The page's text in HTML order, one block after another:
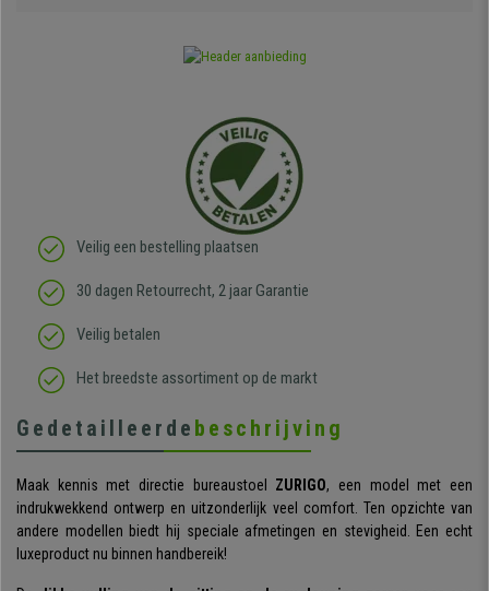
Veilig een bestelling plaatsen
30 dagen Retourrecht, 2 jaar Garantie
Veilig betalen
Het breedste assortiment op de markt
Gedetailleerde beschrijving
Maak kennis met directie bureaustoel ZURIGO, een model met een
indrukwekkend ontwerp en uitzonderlijk veel comfort. Ten opzichte van
andere modellen biedt hij speciale afmetingen en stevigheid. Een echt
luxeproduct nu binnen handbereik!